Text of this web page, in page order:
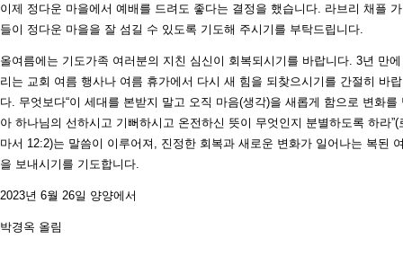
이제 정다운 마을에서 예배를 드려도 좋다는 결정을 했습니다. 라브리 채플
들이 정다운 마을을 잘 섬길 수 있도록 기도해 주시기를 부탁드립니다.
올여름에는 기도가족 여러분의 지친 심신이 회복되시기를 바랍니다. 3년 만
리는 교회 여름 행사나 여름 휴가에서 다시 새 힘을 되찾으시기를 간절히 바
다. 무엇보다“이 세대를 본받지 말고 오직 마음(생각)을 새롭게 함으로 변화를
아 하나님의 선하시고 기뻐하시고 온전하신 뜻이 무엇인지 분별하도록 하라”(
마서 12:2)는 말씀이 이루어져, 진정한 회복과 새로운 변화가 일어나는 복된
을 보내시기를 기도합니다.
2023년 6월 26일 양양에서
박경옥 올림